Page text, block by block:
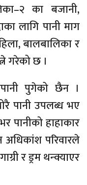
का बजानी,
लागि पानी माग
बालबालिका र
गरेको छ ।
पुगेको छैन ।
पानी उपलब्ध भए
पानीको हाहाकार
अधिकांश परिवारले
र ड्रम थन्क्याएर